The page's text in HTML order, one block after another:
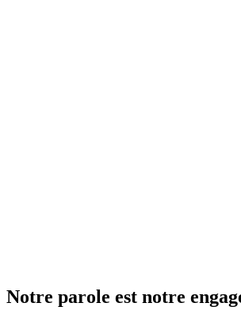
Notre parole est notre